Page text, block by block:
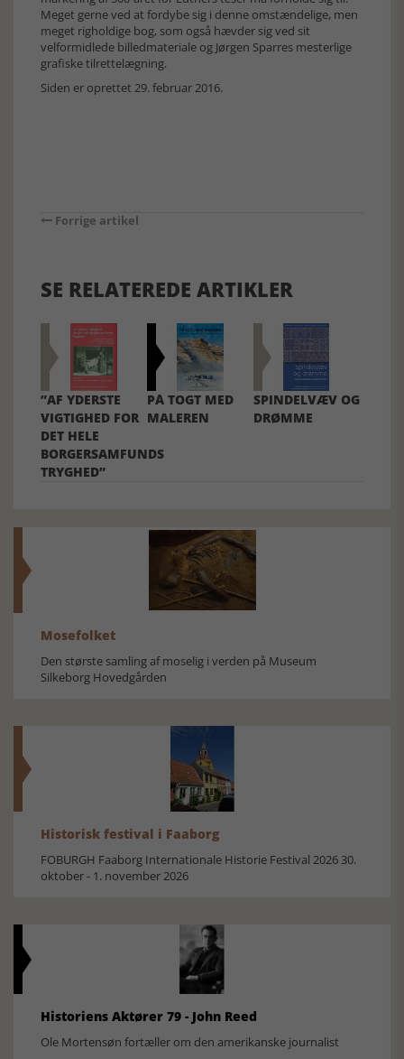
Meget gerne ved at fordybe sig i denne omstændelige, men
meget righoldige bog, som også hævder sig ved sit
velformidlede billedmateriale og Jørgen Sparres mesterlige
grafiske tilrettelægning.
Siden er oprettet 29. februar 2016.
Forrige artikel
SE RELATEREDE ARTIKLER
”AF YDERSTE
VIGTIGHED FOR
DET HELE
BORGERSAMFUNDS
TRYGHED”
PÅ TOGT MED
MALEREN
SPINDELVÆV OG
DRØMME
Mosefolket
Den største samling af moselig i verden på Museum
Silkeborg Hovedgården
Historisk festival i Faaborg
FOBURGH Faaborg Internationale Historie Festival 2026 30.
oktober - 1. november 2026
Historiens Aktører 79 - John Reed
Ole Mortensøn fortæller om den amerikanske journalist